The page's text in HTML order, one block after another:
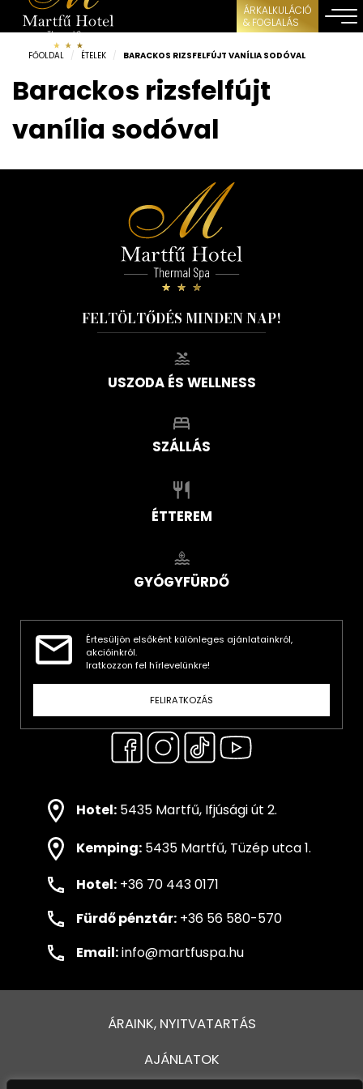
ÁRKALKULÁCIÓ
& FOGLALÁS
FŐOLDAL / ÉTELEK / BARACKOS RIZSFELFÚJT VANÍLIA SODÓVAL
Barackos rizsfelfújt
vanília sodóval
FELTÖLTŐDÉS MINDEN NAP!
USZODA ÉS WELLNESS
SZÁLLÁS
ÉTTEREM
GYÓGYFÜRDŐ
Értesüljön elsőként különleges ajánlatainkról,
akcióinkról.
Iratkozzon fel hírlevelünkre!
FELIRATKOZÁS
Hotel: 5435 Martfű, Ifjúsági út 2.
Kemping: 5435 Martfű, Tüzép utca 1.
Hotel: +36 70 443 0171
Fürdő pénztár: +36 56 580-570
Email:info@martfuspa.hu
ÁRAINK, NYITVATARTÁS
AJÁNLATOK